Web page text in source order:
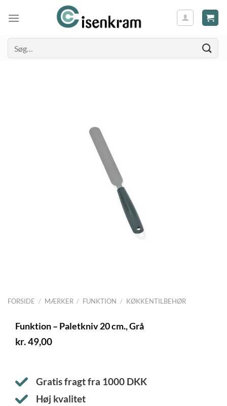
efter:
FORSIDE / MÆRKER / FUNKTION / KØKKENTILBEHØR
Funktion – Paletkniv 20 cm., Grå
kr.49,00
Gratis fragt fra 1000 DKK
Høj kvalitet